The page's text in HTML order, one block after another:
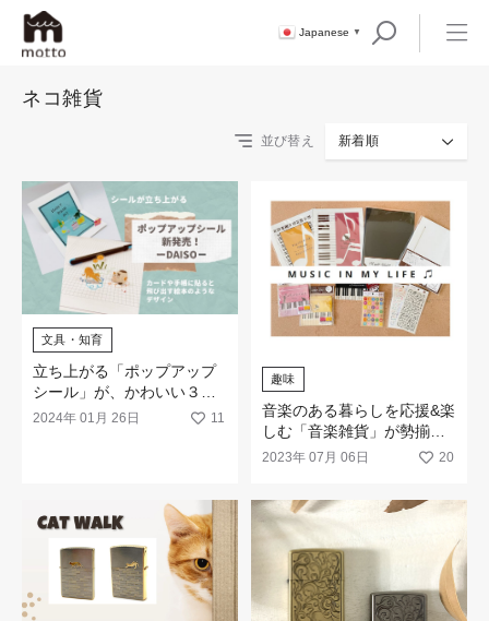
Japanese ▼
ネコ雑貨
並び替え 新着順
文具・知育
立ち上がる「ポップアップ
シール」が、かわいい３柄
で新登場！
2024年 01月 26日 11
趣味
音楽のある暮らしを応援&楽
しむ「音楽雑貨」が勢揃
い！
2023年 07月 06日 20